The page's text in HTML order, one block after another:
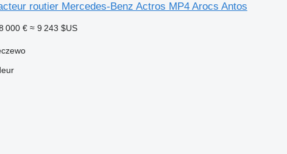
routier Mercedes-Benz Actros MP4 Arocs Antos
000 € ≈ 9 243 $US